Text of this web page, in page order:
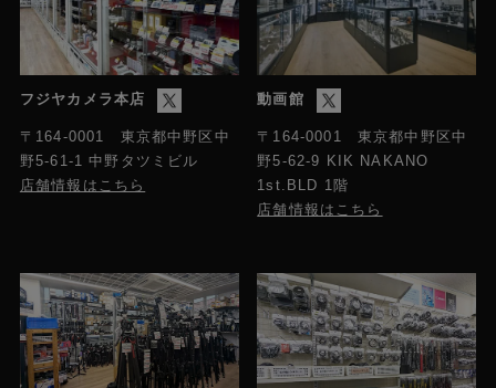
フジヤカメラ本店
〒164-0001 東京都中野区中
野5-61-1 中野タツミビル
店舗情報はこちら
動画館
〒164-0001 東京都中野区中
野5-62-9 KIK NAKANO
1st.BLD 1階
店舗情報はこちら